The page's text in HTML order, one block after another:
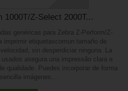
1000T/Z-Select 2000T...
genéricas para Zebra Z-Perform/Z-
imprimir etiquetascomun tamaño de
sin desperdiciar ninguna. La
asegura una impressão clara e
qualidade. Puedes incorporar de forma
imágenes,...